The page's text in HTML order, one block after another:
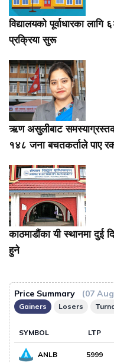
विद्यालयको पूर्वाधारका
प्रक्रिया सुरू
ऋण असुलीबाट
१४८ जना बचतकर्ताले पाए
काठमाडौंका यी स्थानमा दुई
हुने